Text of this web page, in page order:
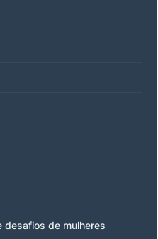
desafios de mulheres